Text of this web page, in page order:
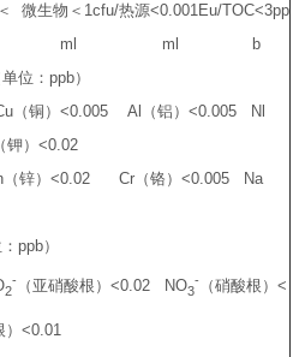
微生物＜1cfu/
ml
热源<0.001Eu/
ml
TOC<3pp
b
位：ppb）
（铜）<0.005 Al（铝）<0.005 Nl
）<0.02
（锌）<0.02 Cr（铬）<0.005 Na
ppb）
2
- （亚硝酸根）<0.02 NO3
- （硝酸根）<
）<0.01